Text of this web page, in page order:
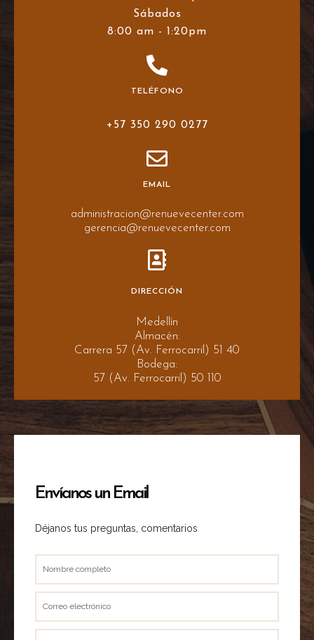
Sábados
8:00 am - 1:20pm
TELÉFONO
+57 350 290 0277
EMAIL
administracion@renuevecenter.com
gerencia@renuevecenter.com
DIRECCIÓN
Medellín
Almacén:
Carrera 57 (Av. Ferrocarril) 51 40
Bodega:
57 (Av. Ferrocarril) 50 110
Envíanos un Email
Déjanos tus preguntas, comentarios